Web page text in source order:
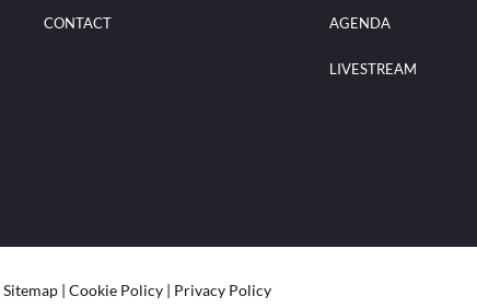
CONTACT AGENDA
LIVESTREAM
Sitemap | Cookie Policy | Privacy Policy